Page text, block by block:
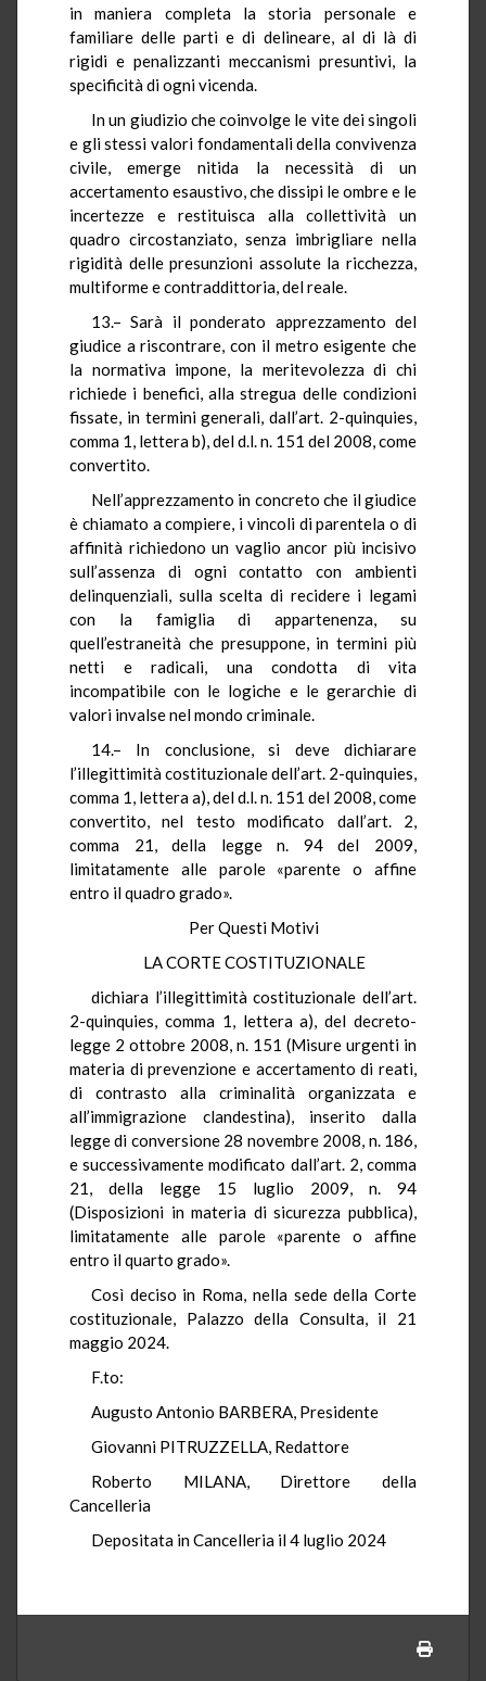
in maniera completa la storia personale e
familiare delle parti e di delineare, al di là di
rigidi e penalizzanti meccanismi presuntivi, la
specificità di ogni vicenda.
In un giudizio che coinvolge le vite dei singoli
e gli stessi valori fondamentali della convivenza
civile, emerge nitida la necessità di un
accertamento esaustivo, che dissipi le ombre e le
incertezze e restituisca alla collettività un
quadro circostanziato, senza imbrigliare nella
rigidità delle presunzioni assolute la ricchezza,
multiforme e contraddittoria, del reale.
13.– Sarà il ponderato apprezzamento del
giudice a riscontrare, con il metro esigente che
la normativa impone, la meritevolezza di chi
richiede i benefici, alla stregua delle condizioni
fissate, in termini generali, dall’art. 2-quinquies,
comma 1, lettera b), del d.l. n. 151 del 2008, come
convertito.
Nell’apprezzamento in concreto che il giudice
è chiamato a compiere, i vincoli di parentela o di
affinità richiedono un vaglio ancor più incisivo
sull’assenza di ogni contatto con ambienti
delinquenziali, sulla scelta di recidere i legami
con la famiglia di appartenenza, su
quell’estraneità che presuppone, in termini più
netti e radicali, una condotta di vita
incompatibile con le logiche e le gerarchie di
valori invalse nel mondo criminale.
14.– In conclusione, si deve dichiarare
l’illegittimità costituzionale dell’art. 2-quinquies,
comma 1, lettera a), del d.l. n. 151 del 2008, come
convertito, nel testo modificato dall’art. 2,
comma 21, della legge n. 94 del 2009,
limitatamente alle parole «parente o affine
entro il quadro grado».
Per Questi Motivi
LA CORTE COSTITUZIONALE
dichiara l’illegittimità costituzionale dell’art.
2-quinquies, comma 1, lettera a), del decreto-
legge 2 ottobre 2008, n. 151 (Misure urgenti in
materia di prevenzione e accertamento di reati,
di contrasto alla criminalità organizzata e
all’immigrazione clandestina), inserito dalla
legge di conversione 28 novembre 2008, n. 186,
e successivamente modificato dall’art. 2, comma
21, della legge 15 luglio 2009, n. 94
(Disposizioni in materia di sicurezza pubblica),
limitatamente alle parole «parente o affine
entro il quarto grado».
Così deciso in Roma, nella sede della Corte
costituzionale, Palazzo della Consulta, il 21
maggio 2024.
F.to:
Augusto Antonio BARBERA, Presidente
Giovanni PITRUZZELLA, Redattore
Roberto MILANA, Direttore della
Cancelleria
Depositata in Cancelleria il 4 luglio 2024